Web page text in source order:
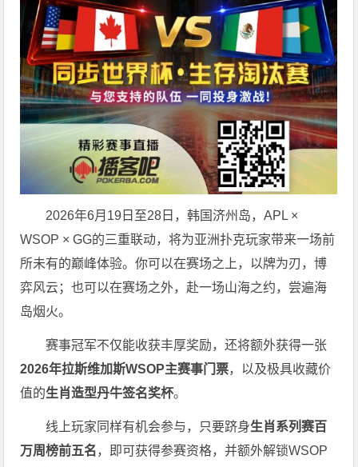
2026年6月19日至28日，韩国济州岛，APL ×
WSOP × GG的三重联动，将为亚洲扑克玩家带来一场前
所未有的巅峰体验。你可以在赛场之上，以牌为刃，博
弈风云；也可以在赛场之外，赴一场山海之约，尝遍海
岛烟火。
赛事冠军不仅能收获丰厚奖励，还将额外获得一张
2026年拉斯维加斯WSOP主赛事门票，以及极具收藏价
值的生肖造型丹牛签名奖杯。
线上玩家同样有机会参与，只要跻身生肖系列赛百
万周榜前五名，即可获得参赛资格，并额外解锁WSOP